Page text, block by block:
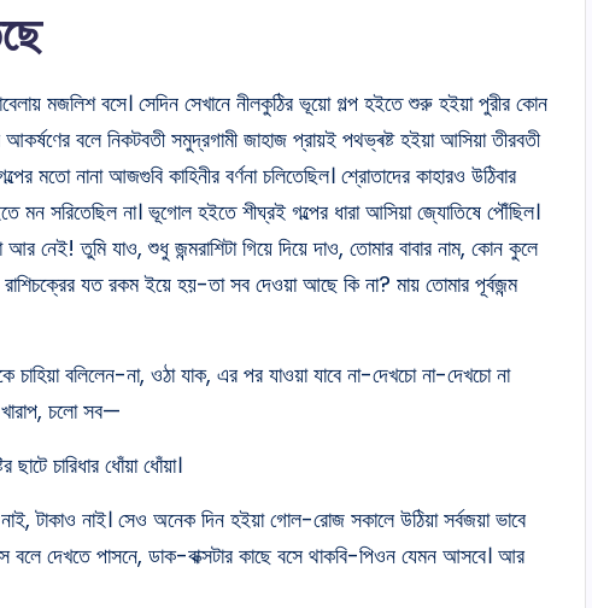
মজলিশ বসে। সেদিন সেখানে নীলকুঠির ভূয়ো গল্প হইতে শুরু হইয়া পুরীর কোন
আকর্ষণের বলে নিকটবতী সমুদ্রগামী জাহাজ প্রায়ই পথভ্ৰষ্ট হইয়া আসিয়া তীরবতী
মতো নানা আজগুবি কাহিনীর বর্ণনা চলিতেছিল। শ্রোতাদের কাহারও উঠিবার
মন সরিতেছিল না। ভূগোল হইতে শীঘ্রই গল্পের ধারা আসিয়া জ্যোতিষে পৌঁছিল।
তুমি যাও, শুধু জন্মরাশিটা গিয়ে দিয়ে দাও, তোমার বাবার নাম, কোন কুলে
যত রকম ইয়ে হয়-তা সব দেওয়া আছে কি না? মায় তোমার পূর্বজন্ম
চাহিয়া বলিলেন-না, ওঠা যাক, এর পর যাওয়া যাবে না-দেখচো না-দেখচো না
চলো সব—
চারিধার ধোঁয়া ধোঁয়া।
টাকাও নাই। সেও অনেক দিন হইয়া গোল-রোজ সকালে উঠিয়া সর্বজয়া ভাবে
দেখতে পাসনে, ডাক-বাক্সটার কাছে বসে থাকবি-পিওন যেমন আসবে। আর